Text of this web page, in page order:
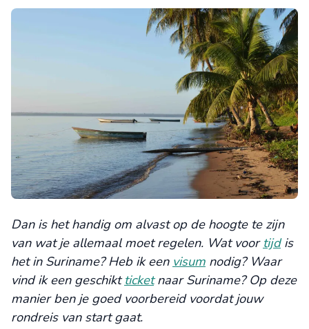
Dan is het handig om alvast op de hoogte te zijn
van wat je allemaal moet regelen. Wat voor tijdis
het in Suriname? Heb ik een visum nodig? Waar
vind ik een geschiktticketnaar Suriname? Op deze
manier ben je goed voorbereid voordat jouw
rondreis van start gaat.